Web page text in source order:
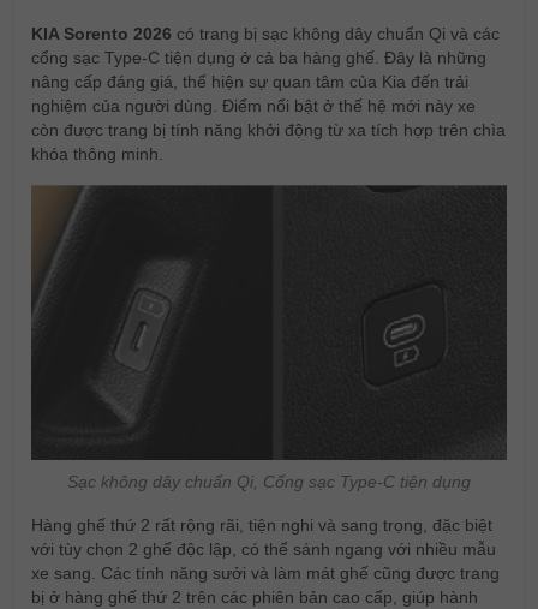
KIA Sorento 2026 có trang bị sạc không dây chuẩn Qi và các
cổng sạc Type-C tiện dụng ở cả ba hàng ghế. Đây là những
nâng cấp đáng giá, thể hiện sự quan tâm của Kia đến trải
nghiệm của người dùng. Điểm nổi bật ở thế hệ mới này xe
còn được trang bị tính năng khởi động từ xa tích hợp trên chìa
khóa thông minh.
Sạc không dây chuẩn Qi, Cổng sạc Type-C tiện dụng
Hàng ghế thứ 2 rất rộng rãi, tiện nghi và sang trọng, đặc biệt
với tùy chọn 2 ghế độc lập, có thể sánh ngang với nhiều mẫu
xe sang. Các tính năng sưởi và làm mát ghế cũng được trang
bị ở hàng ghế thứ 2 trên các phiên bản cao cấp, giúp hành